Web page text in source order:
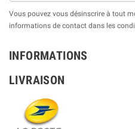
Vous pouvez vous désinscrire à tout
informations de contact dans les
INFORMATIONS
LIVRAISON